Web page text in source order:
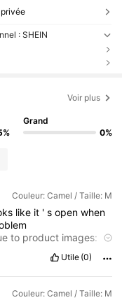
: SHEIN
Voir plus
Grand
0%
Couleur: Camel / Taille: M
like it 'sopenwhen
to product images:
Utile (0)
Couleur: Camel / Taille: M